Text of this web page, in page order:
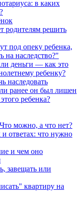
в каких
родителям решить
под опеку ребенка,
на наследство?"
деньги — как это
ребенку?
наследовать
ранее он был лишен
ребенка?
можно, а что нет?
ответах: что нужно
и чем оно
завещать или
квартиру на